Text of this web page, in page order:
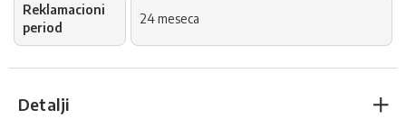
Reklamacioni
period
24 meseca
Detalji